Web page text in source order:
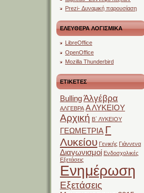
Prezi- Δυναμική παρουσίαση
ΕΛΕΥΘΕΡΑ ΛΟΓΙΣΜΙΚΑ
LibreOffice
OpenOffice
Mozilla Thunderbird
ΕΤΙΚΕΤΕΣ
BullingΆλγέβρα
ΑΛΓΕΒΡΑ Α ΛΥΚΕΙΟΥ
Αρχική Β΄ ΛΥΚΕΙΟΥ
ΓΕΩΜΕΤΡΙΑ Γ
Λυκείου Γενικής Γιάννενα
Διαγωνισμοί Ενδοσχολικές
Εξετάσεις
Ενημέρωση
Εξετάσεις